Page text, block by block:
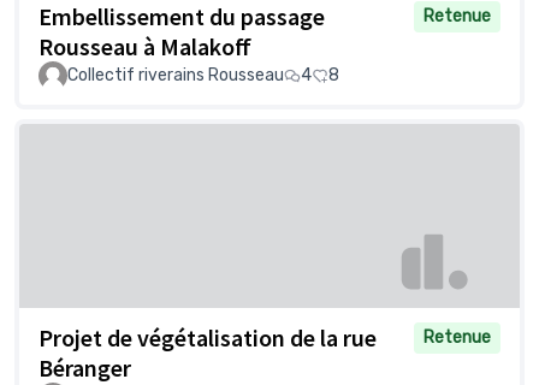
Embellissement du passage
Rousseau à Malakoff
Retenue
Collectif riverains Rousseau 4 8
Projet de végétalisation de la rue
Béranger
Retenue